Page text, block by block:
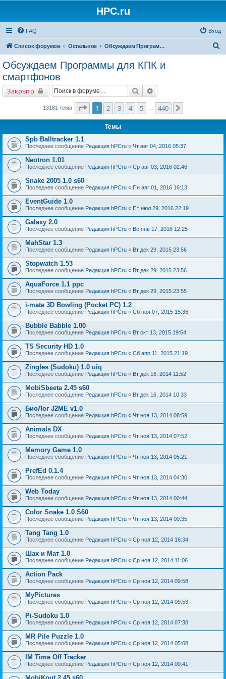
HPC.ru
FAQ Вход
Список форумов Остальное Обсуждаем Программы для КПК и смартфонов
Обсуждаем Программы для КПК и
смартфонов
Закрыто Поиск
13181 тема Страница1 из 440
1 2 3 4 5 440
Темы
Spb Balltracker 1.1
Последнее сообщение Редакция hPCru « Чт авг 04, 2016 05:37
Neotron 1.01
Последнее сообщение Редакция hPCru « Ср авг 03, 2016 02:46
Snake 2005 1.0 s60
Последнее сообщение Редакция hPCru « Пн авг 01, 2016 16:13
EventGuide 1.0
Последнее сообщение Редакция hPCru « Пт июл 29, 2016 22:19
Galaxy 2.0
Последнее сообщение Редакция hPCru « Вс янв 17, 2016 12:25
MahStar 1.3
Последнее сообщение Редакция hPCru « Вт дек 29, 2015 23:56
Stopwatch 1.53
Последнее сообщение Редакция hPCru « Вт дек 29, 2015 23:56
AquaForce 1.1 ppc
Последнее сообщение Редакция hPCru « Вт дек 29, 2015 23:55
i-mate 3D Bowling (Pocket PC) 1.2
Последнее сообщение Редакция hPCru « Сб ноя 07, 2015 15:36
Bubble Babble 1.00
Последнее сообщение Редакция hPCru « Вт окт 13, 2015 19:54
TS Security HD 1.0
Последнее сообщение Редакция hPCru « Сб апр 11, 2015 21:19
Zingles (Sudoku) 1.0 uiq
Последнее сообщение Редакция hPCru « Вт дек 16, 2014 11:52
MobiSbeeta 2.45 s60
Последнее сообщение Редакция hPCru « Вт дек 16, 2014 10:33
БиоЛог J2ME v1.0
Последнее сообщение Редакция hPCru « Чт ноя 13, 2014 08:59
Animals DX
Последнее сообщение Редакция hPCru « Чт ноя 13, 2014 07:52
Memory Game 1.0
Последнее сообщение Редакция hPCru « Чт ноя 13, 2014 05:21
PrefEd 0.1.4
Последнее сообщение Редакция hPCru « Чт ноя 13, 2014 04:30
Web Today
Последнее сообщение Редакция hPCru « Чт ноя 13, 2014 00:44
Color Snake 1.0 S60
Последнее сообщение Редакция hPCru « Чт ноя 13, 2014 00:35
Tang Tang 1.0
Последнее сообщение Редакция hPCru « Ср ноя 12, 2014 16:34
Шах и Мат 1.0
Последнее сообщение Редакция hPCru « Ср ноя 12, 2014 11:06
Action Pack
Последнее сообщение Редакция hPCru « Ср ноя 12, 2014 09:58
MyPictures
Последнее сообщение Редакция hPCru « Ср ноя 12, 2014 09:53
Pi-Sudoku 1.0
Последнее сообщение Редакция hPCru « Ср ноя 12, 2014 07:38
MR Pile Puzzle 1.0
Последнее сообщение Редакция hPCru « Ср ноя 12, 2014 05:08
IM Time Off Tracker
Последнее сообщение Редакция hPCru « Ср ноя 12, 2014 00:41